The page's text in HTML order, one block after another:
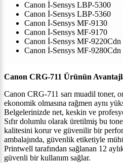
Canon İ-Sensys LBP-5300
Canon İ-Sensys LBP-5360
Canon İ-Sensys MF-9130
Canon İ-Sensys MF-9170
Canon İ-Sensys MF-9220Cdn
Canon İ-Sensys MF-9280Cdn
Canon CRG-711 Ürünün
Canon CRG-711 sarı muadil toner,
ekonomik olmasına rağmen aynı
Belgelerinizde net, keskin ve
Sıfır dolumlu olarak üretilmiş bu
kalitesini korur ve güvenilir bir
ambalajında, güvenlik etiketiyle
Printwell tarafından sağlanan 12
güvenli bir kullanım sağlar.